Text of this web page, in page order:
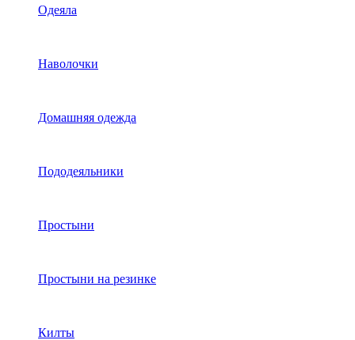
Одеяла
Наволочки
Домашняя одежда
Пододеяльники
Простыни
Простыни на резинке
Килты